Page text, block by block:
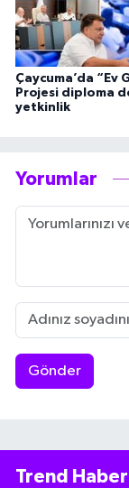
Çaycuma’da “Ev
Projesi diploma
yetkinlik
Yorumlar
Gönder
Trend